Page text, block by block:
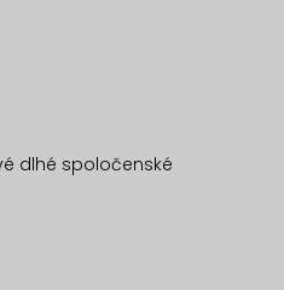
dlhé spoločenské